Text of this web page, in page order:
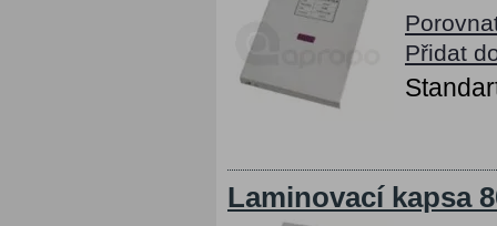
Přidat
Laminovací kapsa